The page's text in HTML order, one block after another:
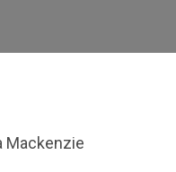
Mackenzie